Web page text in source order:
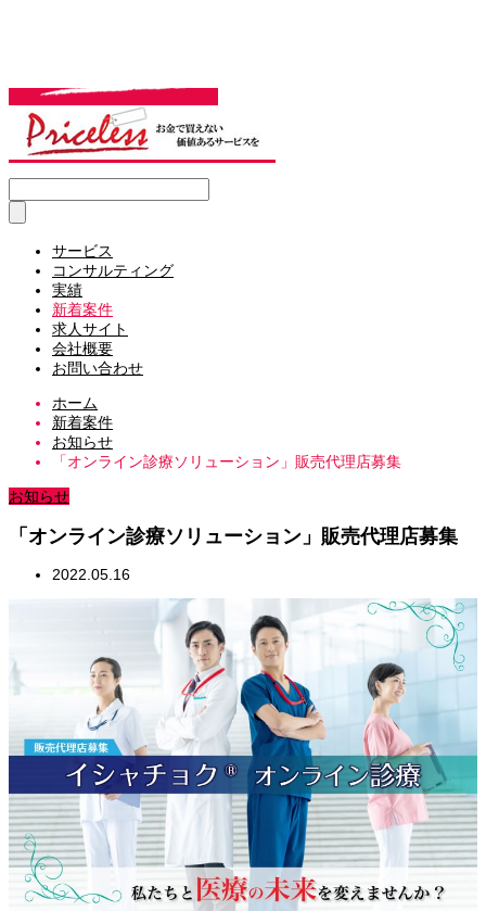
サービス
コンサルティング
実績
新着案件
求人サイト
会社概要
お問い合わせ
ホーム
新着案件
お知らせ
「オンライン診療ソリューション」販売代理店募集
お知らせ
「オンライン診療ソリューション」販売代理店募集
2022.05.16